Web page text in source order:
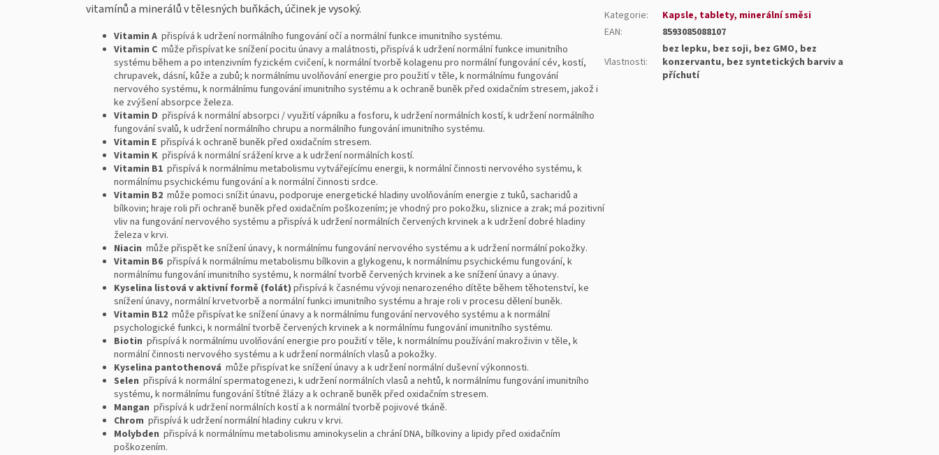
vitamínů a minerálů v tělesných buňkách, účinek je vysoký.
Vitamin A přispívá k udržení normálního fungování očí a normální funkce imunitního systému.
Vitamin C může přispívat ke snížení pocitu únavy a malátnosti, přispívá k udržení normální funkce imunitního
systému během a po intenzivním fyzickém cvičení, k normální tvorbě kolagenu pro normální fungování cév, kostí,
chrupavek, dásní, kůže a zubů; k normálnímu uvolňování energie pro použití v těle, k normálnímu fungování
nervového systému, k normálnímu fungování imunitního systému a k ochraně buněk před oxidačním stresem, jakož i
ke zvýšení absorpce železa.
Vitamin D přispívá k normální absorpci / využití vápníku a fosforu, k udržení normálních kostí, k udržení normálního
fungování svalů, k udržení normálního chrupu a normálního fungování imunitního systému.
Vitamin E přispívá k ochraně buněk před oxidačním stresem.
Vitamin K přispívá k normální srážení krve a k udržení normálních kostí.
Vitamin B1 přispívá k normálnímu metabolismu vytvářejícímu energii, k normální činnosti nervového systému, k
normálnímu psychickému fungování a k normální činnosti srdce.
Vitamin B2 může pomoci snížit únavu, podporuje energetické hladiny uvolňováním energie z tuků, sacharidů a
bílkovin; hraje roli při ochraně buněk před oxidačním poškozením; je vhodný pro pokožku, sliznice a zrak; má pozitivní
vliv na fungování nervového systému a přispívá k udržení normálních červených krvinek a k udržení dobré hladiny
železa v krvi.
Niacin může přispět ke snížení únavy, k normálnímu fungování nervového systému a k udržení normální pokožky.
Vitamin B6 přispívá k normálnímu metabolismu bílkovin a glykogenu, k normálnímu psychickému fungování, k
normálnímu fungování imunitního systému, k normální tvorbě červených krvinek a ke snížení únavy a únavy.
Kyselina listová v aktivní formě (folát) přispívá k časnému vývoji nenarozeného dítěte během těhotenství, ke
snížení únavy, normální krvetvorbě a normální funkci imunitního systému a hraje roli v procesu dělení buněk.
Vitamin B12 může přispívat ke snížení únavy a k normálnímu fungování nervového systému a k normální
psychologické funkci, k normální tvorbě červených krvinek a k normálnímu fungování imunitního systému.
Biotin přispívá k normálnímu uvolňování energie pro použití v těle, k normálnímu používání makroživin v těle, k
normální činnosti nervového systému a k udržení normálních vlasů a pokožky.
Kyselina pantothenová může přispívat ke snížení únavy a k udržení normální duševní výkonnosti.
Selen přispívá k normální spermatogenezi, k udržení normálních vlasů a nehtů, k normálnímu fungování imunitního
systému, k normálnímu fungování štítné žlázy a k ochraně buněk před oxidačním stresem.
Mangan přispívá k udržení normálních kostí a k normální tvorbě pojivové tkáně.
Chrom přispívá k udržení normální hladiny cukru v krvi.
Molybden přispívá k normálnímu metabolismu aminokyselin a chrání DNA, bílkoviny a lipidy před oxidačním
poškozením.
Kategorie:
Kapsle, tablety, minerální směsi
EAN: 8593085088107
Vlastnosti:
bez lepku, bez soji, bez GMO, bez
konzervantu, bez syntetických barviv a
příchutí